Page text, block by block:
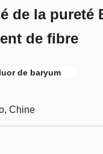
de la
de fibre
de baryum
Chine